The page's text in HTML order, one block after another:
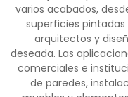
varios acabados,
superficies
arquitectos y
deseada. Las
comerciales e
de paredes,